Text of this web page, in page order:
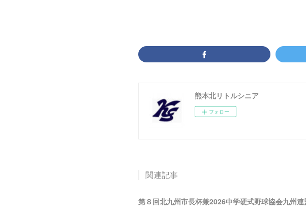
熊本北リトルシニア
フォロー
関連記事
第８回北九州市長杯兼2026中学硬式野球協会九州